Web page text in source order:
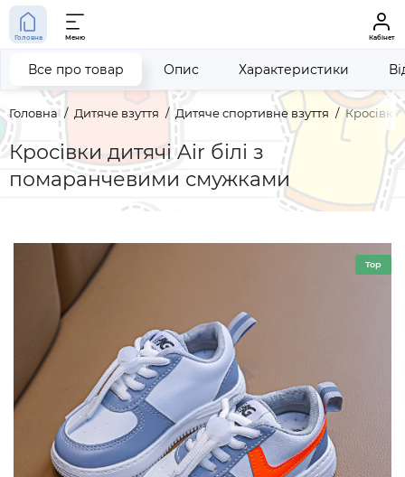
Головна Меню Кабінет
Головна Дитяче взуття Дитяче спортивне взуття
Кросівки дитячі Air білі з
помаранчевими смужками
Все про товар Опис Характеристики
Top